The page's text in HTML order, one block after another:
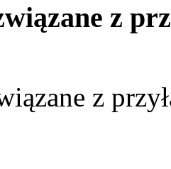
z
z